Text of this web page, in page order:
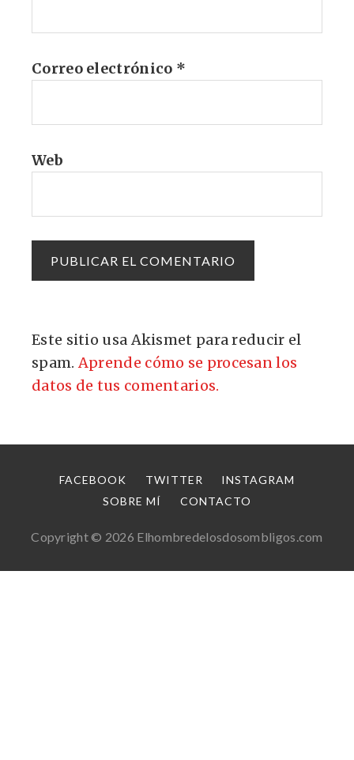
Correo electrónico *
Web
Este sitio usa Akismet para reducir el
spam.Aprende cómo se procesan los
datos de tus comentarios.
FACEBOOK TWITTER
INSTAGRAM
SOBRE MÍ
CONTACTO
Copyright © 2026 Elhombredelosdosombligos.com